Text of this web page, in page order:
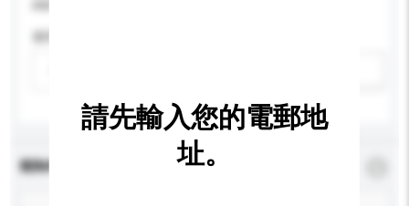
查詢內容
請先輸入您的電郵地
址。